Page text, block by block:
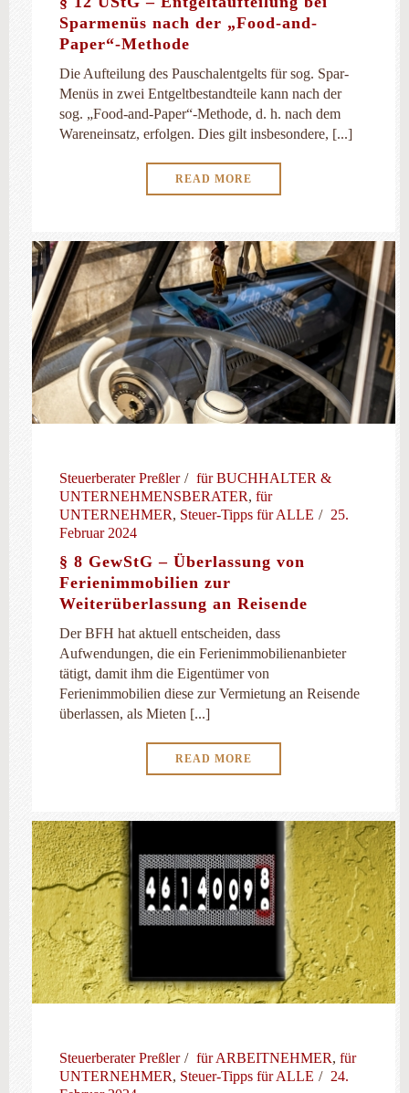
Sparmenüs nach der „Food-and-
Paper“-Methode
Die Aufteilung des Pauschalentgelts für sog. Spar-
Menüs in zwei Entgeltbestandteile kann nach der
sog. „Food-and-Paper“-Methode, d. h. nach dem
Wareneinsatz, erfolgen. Dies gilt insbesondere, [...]
READ MORE
Steuerberater Preßler
für BUCHHALTER &
UNTERNEHMENSBERATER, für
UNTERNEHMER, Steuer-Tipps für ALLE
25.
Februar 2024
§ 8 GewStG – Überlassung von
Ferienimmobilien zur
Weiterüberlassung an Reisende
Der BFH hat aktuell entscheiden, dass
Aufwendungen, die ein Ferienimmobilienanbieter
tätigt, damit ihm die Eigentümer von
Ferienimmobilien diese zur Vermietung an Reisende
überlassen, als Mieten [...]
READ MORE
Steuerberater Preßler für ARBEITNEHMER, für
UNTERNEHMER, Steuer-Tipps für ALLE
24.